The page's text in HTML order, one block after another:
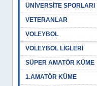
ÜNİVERSİTE SPORLARI
VETERANLAR
VOLEYBOL
VOLEYBOL LİGLERİ
SÜPER AMATÖR KÜME
1.AMATÖR KÜME